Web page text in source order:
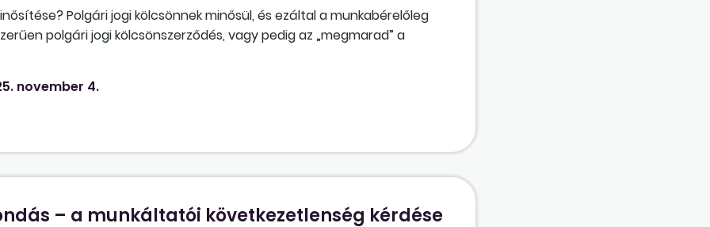
Polgári jogi kölcsönnek minősül, és ezáltal a munkabérelőleg
polgári jogi kölcsönszerződés, vagy pedig az „megmarad” a
tekinteni, mint olyan, jövőben kifizetendő munkabér, amelynek pusztán
visszafizetése céljából – az időben későbbi havi munkabérekből
nyújtásának minősül?
november 4.
– a munkáltatói következetlenség kérdése